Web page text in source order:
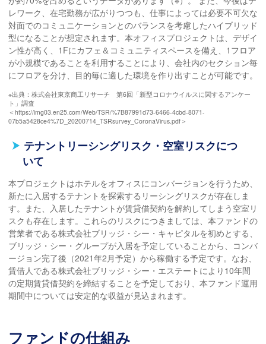
レワーク、在宅勤務が広がりつつも、仕事によっては必要不可欠な
対面でのコミュニケーションとのバランスを考慮したハイブリッド
型になることが想定されます。本オフィスプロジェクトは、デザイ
ン性が高く、1Fにカフェ＆コミュニティスペースを備え、1フロア
が小規模であることを利用することにより、会社内のセクション毎
にフロアを分け、目的毎に適した環境を作り出すことが可能です。
※出典：株式会社東京商工リサーチ 第6回「新型コロナウイルスに関するアンケー
ト」調査
＜https://img03.en25.com/Web/TSR/%7B87991d73-6466-4cbd-8071-
07b5a5428ce4%7D_20200714_TSRsurvey_CoronaVirus.pdf＞
テナントリーシングリスク・空室リスクにつ
いて
本プロジェクトはホテルをオフィスにコンバージョンを行うため、
新たに入居するテナントを探索するリーシングリスクが存在しま
す。また、入居したテナントが賃貸借契約を解約してしまう空室リ
スクも存在します。これらのリスクにつきましては、本ファンドの
営業者である株式会社ブリッジ・シー・キャピタルを初めとする、
ブリッジ・シー・グループが入居を予定していることから、コンバ
ージョン完了後（2021年2月予定）から稼働する予定です。なお、
賃借人である株式会社ブリッジ・シー・エステートにより10年間
の定期賃貸借契約を締結することを予定しており、本ファンド運用
期間中については安定的な収益が見込まれます。
ファンドの仕組み